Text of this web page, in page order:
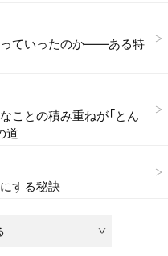
ていったのか——ある特
ことの積み重ねが「とん
道
する秘訣